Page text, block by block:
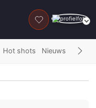
DONEER
Hot shots Nieuws Fails